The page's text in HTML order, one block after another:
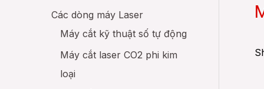
Máy
Máy
Mô
Các dòng máy Laser
Máy cắt kỹ thuật số tự động
Máy cắt laser CO2 phi kim
loại